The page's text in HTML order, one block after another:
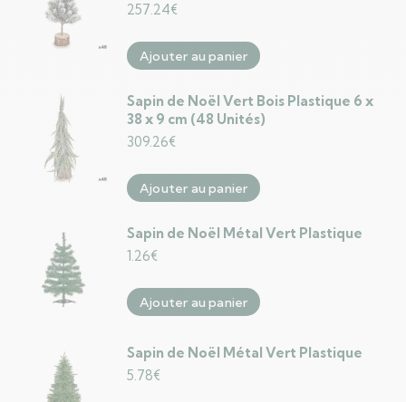
257.24€
Ajouter au panier
Sapin de Noël Vert Bois Plastique 6 x
38 x 9 cm (48 Unités)
309.26€
Ajouter au panier
Sapin de Noël Métal Vert Plastique
1.26€
Ajouter au panier
Sapin de Noël Métal Vert Plastique
5.78€